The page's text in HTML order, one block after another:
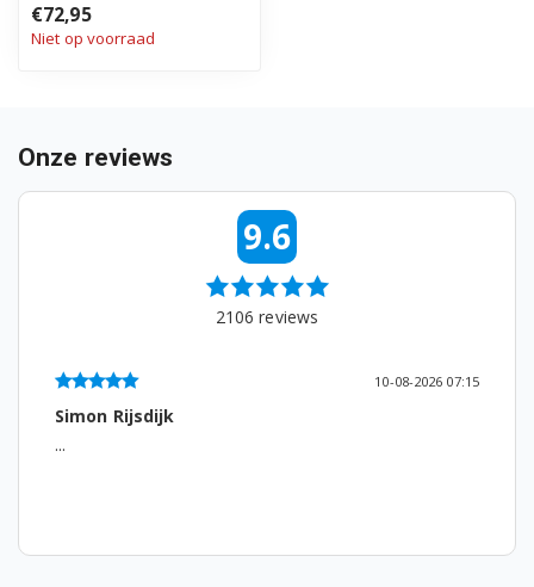
€72,95
Niet op voorraad
Onze reviews
9.6
2106 reviews
10-08-2026 07:15
Simon Rijsdijk
...